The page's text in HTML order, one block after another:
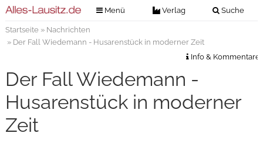
Menü Verlag Suche
Verlag
Kontakt
Veranstaltungstickets
Anzeigenannahme
Startseite» Nachrichten
» Der Fall Wiedemann - Husarenstück in moderner Zeit
Info & Kommentare
Der Fall Wiedemann -
Husarenstück in moderner
Zeit